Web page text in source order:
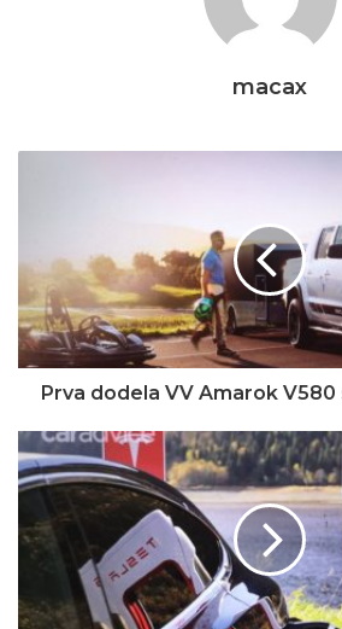
macax
Prva dodela VV Amarok